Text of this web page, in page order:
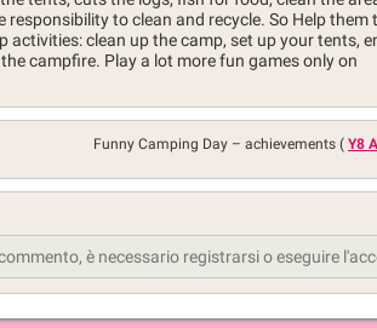
responsibility to clean and recycle. So Help them
activities: clean up the camp, set up your tents,
campfire. Play a lot more fun games only on
Funny Camping Day – achievements ( Y8